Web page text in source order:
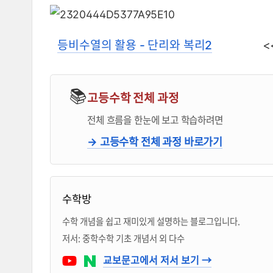
등비수열의 활용 - 단리와 복리2
📚고등수학 전체 과정
전체 흐름을 한눈에 보고 학습하려면
→ 고등수학 전체 과정 바로가기
블로거 & 출판 교재 소개
수학방
수학 개념을 쉽고 재미있게 설명하는 블로그입니다.
저서: 중학수학 기초 개념서 외 다수
Youtube네이버 블로그
교보문고에서 저서 보기 →